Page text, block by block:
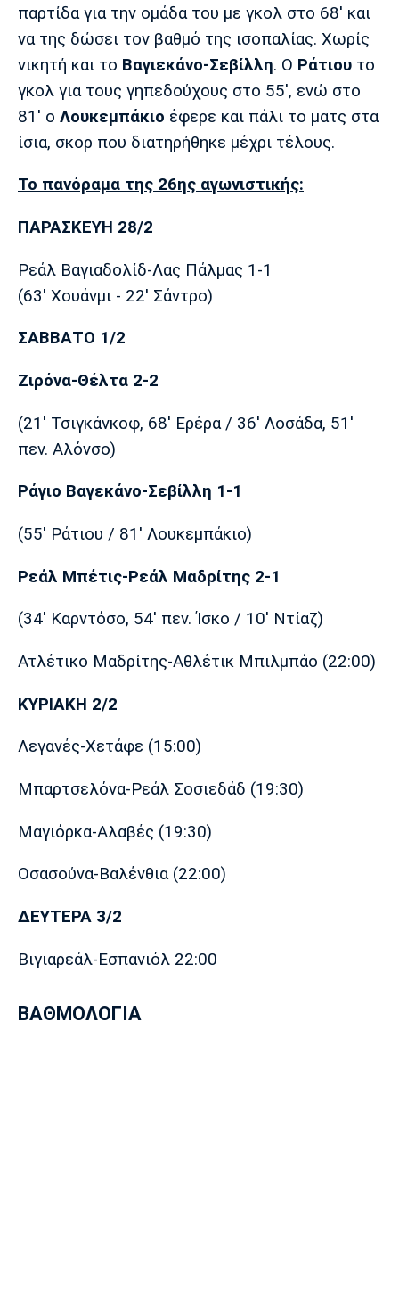
Μονακό
Ερυθρός
Αστέρας
Τότεναμ
Πόρτο Μπενφίκα
παρτίδα για την ομάδα του με γκολ στο 68' και
να της δώσει τον βαθμό της ισοπαλίας. Χωρίς
νικητή και το Βαγιεκάνο-Σεβίλλη. Ο Ράτιου το
γκολ για τους γηπεδούχους στο 55', ενώ στο
81' ο Λουκεμπάκιο έφερε και πάλι το ματς στα
ίσια, σκορ που διατηρήθηκε μέχρι τέλους.
To πανόραμα της 26ης αγωνιστικής:
ΠΑΡΑΣΚΕΥΗ 28/2
Ρεάλ Βαγιαδολίδ-Λας Πάλμας 1-1
(63' Χουάνμι - 22' Σάντρο)
ΣΑΒΒΑΤΟ 1/2
Ζιρόνα-Θέλτα 2-2
(21' Τσιγκάνκοφ, 68' Ερέρα / 36' Λοσάδα, 51'
πεν. Αλόνσο)
Ράγιο Βαγεκάνο-Σεβίλλη 1-1
(55' Ράτιου / 81' Λουκεμπάκιο)
Ρεάλ Μπέτις-Ρεάλ Μαδρίτης 2-1
(34' Καρντόσο, 54' πεν. Ίσκο / 10' Ντίαζ)
Ατλέτικο Μαδρίτης-Αθλέτικ Μπιλμπάο (22:00)
ΚΥΡΙΑΚΗ 2/2
Λεγανές-Χετάφε (15:00)
Μπαρτσελόνα-Ρεάλ Σοσιεδάδ (19:30)
Μαγιόρκα-Αλαβές (19:30)
Οσασούνα-Βαλένθια (22:00)
ΔΕΥΤΕΡΑ 3/2
Βιγιαρεάλ-Εσπανιόλ 22:00
ΒΑΘΜΟΛΟΓΙΑ